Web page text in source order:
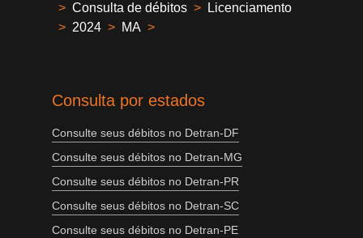
> Consulta de débitos > Licenciamento
> 2024 > MA >
Consulta por estados
Consulte seus débitos no Detran-DF
Consulte seus débitos no Detran-MG
Consulte seus débitos no Detran-PR
Consulte seus débitos no Detran-SC
Consulte seus débitos no Detran-PE